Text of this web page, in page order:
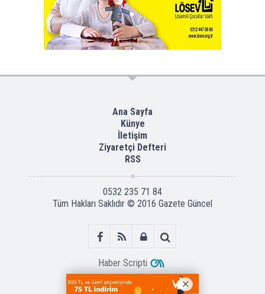
Ana Sayfa
Künye
İletişim
Ziyaretçi Defteri
RSS
0532 235 71 84
Tüm Hakları Saklıdır © 2016 Gazete Güncel
Haber Scripti